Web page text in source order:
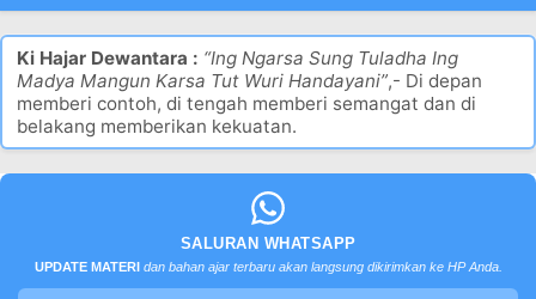
Ki Hajar Dewantara : “Ing Ngarsa Sung Tuladha Ing
Madya Mangun Karsa Tut Wuri Handayani”,- Di depan
memberi contoh, di tengah memberi semangat dan di
belakang memberikan kekuatan.
SALURAN WHATSAPP
UPDATE MATERI dan bahan ajar terbaru akan langsung dikirimkan ke HP Anda.